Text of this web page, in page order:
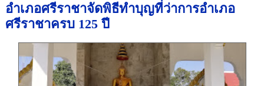
อำเภอศรีราชาจัดพิธีทำบุญที่ว่าการอำเภอ
ศรีราชาครบ 125 ปี